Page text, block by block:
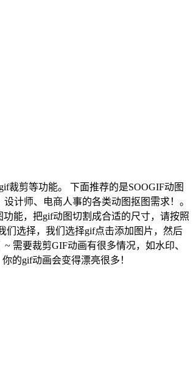
裁剪等功能。 下面推荐的是SOOGIF动图
计师、电商人事的各类动图抠图需求！。
能，把gif动图切割成合适的尺寸，请按照
们选择，我们选择gif点击添加图片，然后
需要裁剪GIF动画有很多情况，如水印、
的gif动画会变得漂亮很多！